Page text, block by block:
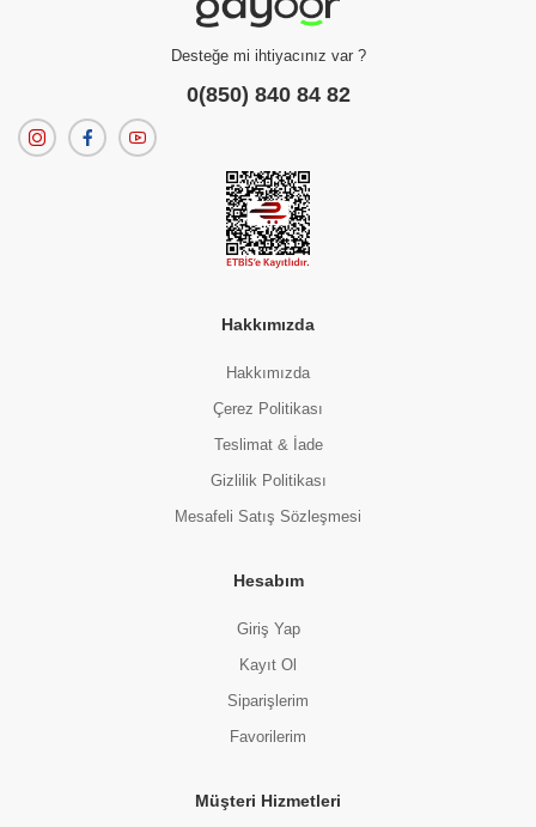
Desteğe mi ihtiyacınız var ?
0(850) 840 84 82
Hakkımızda
Hakkımızda
Çerez Politikası
Teslimat & İade
Gizlilik Politikası
Mesafeli Satış Sözleşmesi
Hesabım
Giriş Yap
Kayıt Ol
Siparişlerim
Favorilerim
Müşteri Hizmetleri